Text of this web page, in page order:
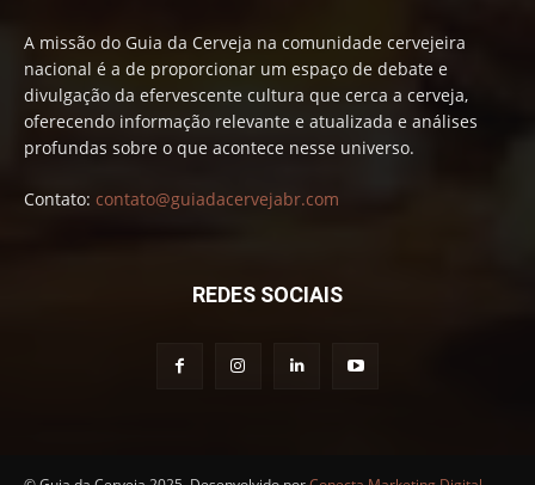
A missão do Guia da Cerveja na comunidade cervejeira
nacional é a de proporcionar um espaço de debate e
divulgação da efervescente cultura que cerca a cerveja,
oferecendo informação relevante e atualizada e análises
profundas sobre o que acontece nesse universo.
Contato: contato@guiadacervejabr.com
REDES SOCIAIS